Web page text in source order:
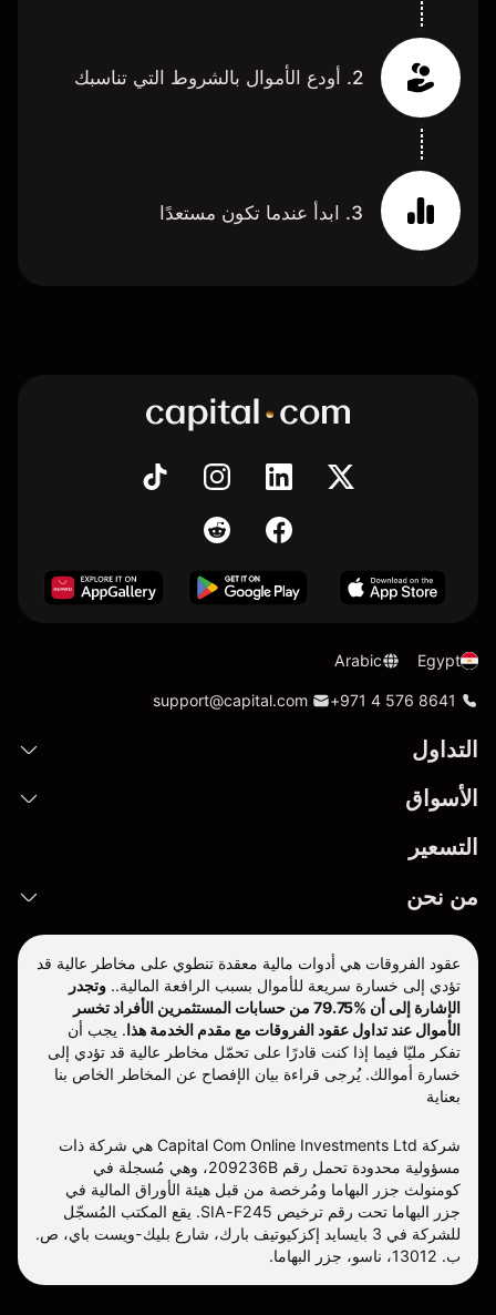
2. أودع الأموال بالشروط التي تناسبك
3. ابدأ عندما تكون مستعدًا
Egypt
Arabic
+971 4 576 8641
support@capital.com
التداول
الأسواق
التسعير
من نحن
عقود الفروقات هي أدوات مالية معقدة تنطوي على مخاطر عالية قد
تؤدي إلى خسارة سريعة للأموال بسبب الرافعة المالية.. وتجدر
الإشارة إلى أن %79.75 من حسابات المستثمرين الأفراد تخسر
الأموال عند تداول عقود الفروقات مع مقدم الخدمة هذا. يجب أن
تفكر مليّا فيما إذا كنت قادرًا على تحمّل مخاطر عالية قد تؤدي إلى
خسارة أموالك. يُرجى قراءة بيان الإفصاح عن المخاطر الخاص بنا
بعناية
شركة Capital Com Online Investments Ltd هي شركة ذات
مسؤولية محدودة تحمل رقم 209236B، وهي مُسجلة في
كومنولث جزر البهاما ومُرخصة من قبل هيئة الأوراق المالية في
جزر البهاما تحت رقم ترخيص SIA-F245. يقع المكتب المُسجّل
للشركة في 3 بايسايد إكزكيوتيف بارك، شارع بليك-ويست باي، ص.
ب. 13012، ناسو، جزر البهاما.